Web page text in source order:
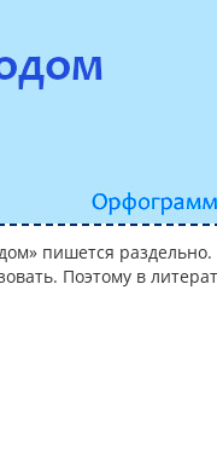
пишется
Поэтому в